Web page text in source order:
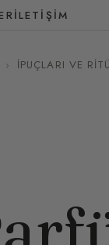
İLETIŞIM
› İPUÇLARI VE